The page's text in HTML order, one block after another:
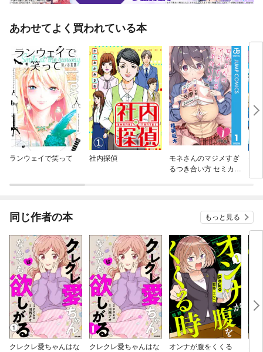
あわせてよく買われている本
ランウェイで笑って 社内探偵
モネさんのマジメすぎ
るつき合い方 セミカラ
同じ作者の本 もっと見る
クレクレ愛ちゃんはな
クレクレ愛ちゃんはな
オンナが腹をくくる